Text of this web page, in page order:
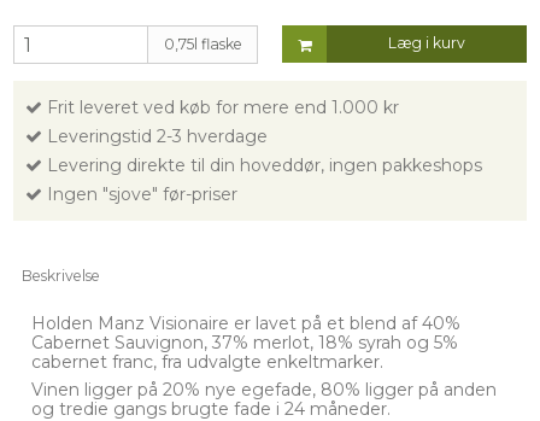
0,75l flaske Læg i kurv
Frit leveret ved køb for mere end 1.000 kr
Leveringstid 2-3 hverdage
Levering direkte til din hoveddør, ingen pakkeshops
Ingen "sjove" før-priser
Beskrivelse
Holden Manz Visionaire er lavet på et blend af 40%
Cabernet Sauvignon, 37% merlot, 18% syrah og 5%
cabernet franc, fra udvalgte enkeltmarker.
Vinen ligger på 20% nye egefade, 80% ligger på anden
og tredie gangs brugte fade i 24 måneder.